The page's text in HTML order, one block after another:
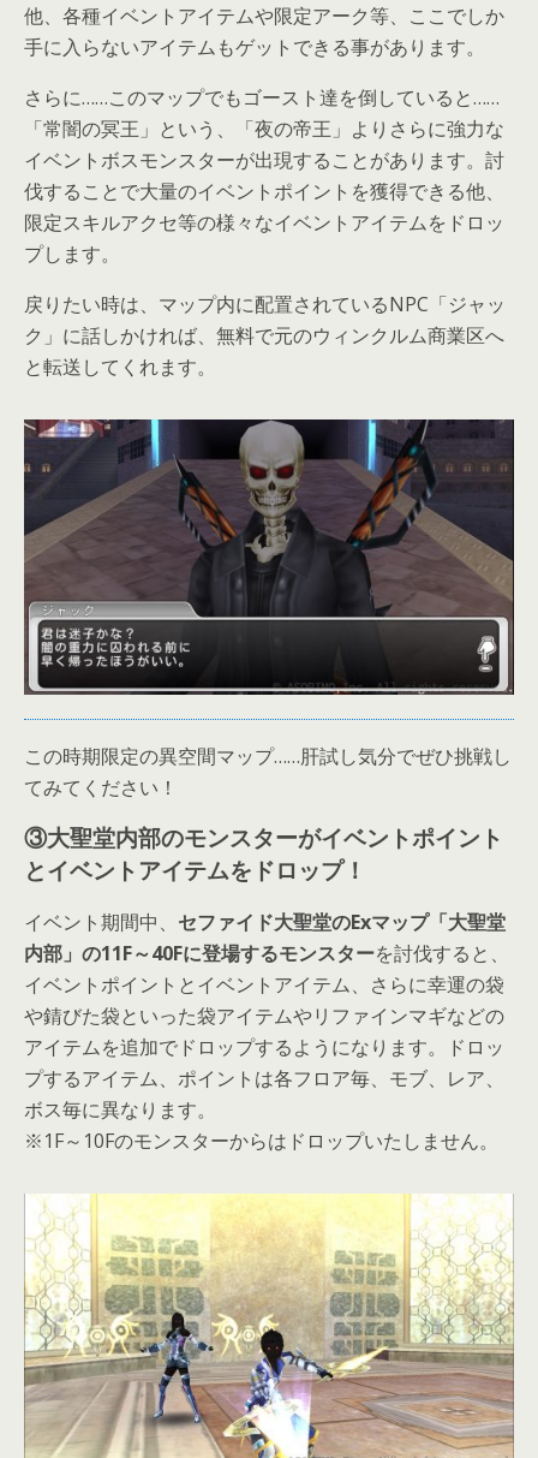
他、各種イベントアイテムや限定アーク等、ここでしか
手に入らないアイテムもゲットできる事があります。
さらに……このマップでもゴースト達を倒していると……
「常闇の冥王」という、「夜の帝王」よりさらに強力な
イベントボスモンスターが出現することがあります。討
伐することで大量のイベントポイントを獲得できる他、
限定スキルアクセ等の様々なイベントアイテムをドロッ
プします。
戻りたい時は、マップ内に配置されているNPC「ジャッ
ク」に話しかければ、無料で元のウィンクルム商業区へ
と転送してくれます。
この時期限定の異空間マップ……肝試し気分でぜひ挑戦し
てみてください！
③大聖堂内部のモンスターがイベントポイント
とイベントアイテムをドロップ！
イベント期間中、 セファイド大聖堂のExマップ「大聖堂
内部」の11F～40Fに登場するモンスターを討伐すると、
イベントポイントとイベントアイテム、さらに幸運の袋
や錆びた袋といった袋アイテムやリファインマギなどの
アイテムを追加でドロップするようになります。ドロッ
プするアイテム、ポイントは各フロア毎、モブ、レア、
ボス毎に異なります。
※1F～10Fのモンスターからはドロップいたしません。